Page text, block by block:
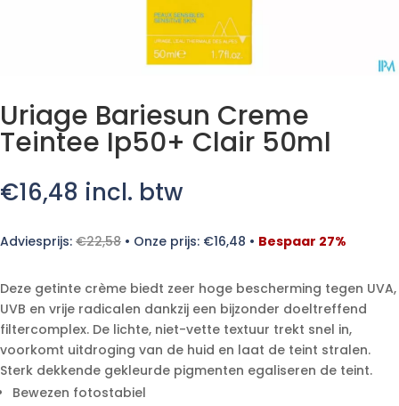
Uriage Bariesun Creme
Teintee Ip50+ Clair 50ml
€16,48 incl. btw
Adviesprijs: €22,58 • Onze prijs: €16,48 • Bespaar 27%
Deze getinte crème biedt zeer hoge bescherming tegen UVA,
UVB en vrije radicalen dankzij een bijzonder doeltreffend
filtercomplex. De lichte, niet-vette textuur trekt snel in,
voorkomt uitdroging van de huid en laat de teint stralen.
Sterk dekkende gekleurde pigmenten egaliseren de teint.
Bewezen fotostabiel